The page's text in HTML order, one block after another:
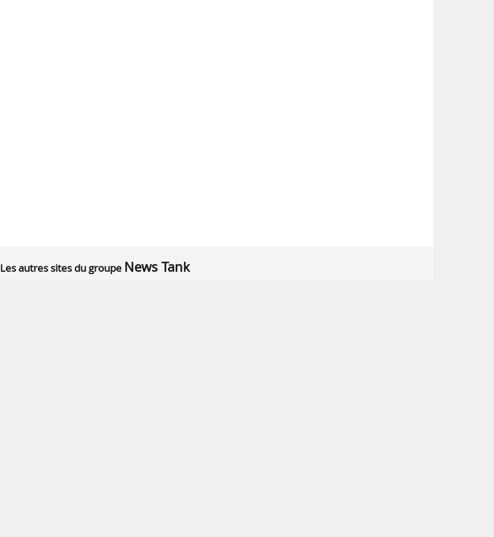
Les autres sites du groupe News Tank